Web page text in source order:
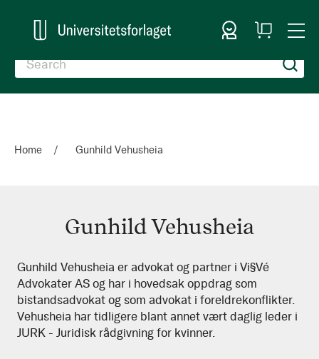
Sign In
My
Cart
Home Gunhild Vehusheia
Gunhild Vehusheia
Gunhild
Vehusheia
Gunhild Vehusheia er advokat og partner i Vi§Vé
Advokater AS og har i hovedsak oppdrag som
bistandsadvokat og som advokat i foreldrekonflikter.
Vehusheia har tidligere blant annet vært daglig leder i
JURK - Juridisk rådgivning for kvinner.